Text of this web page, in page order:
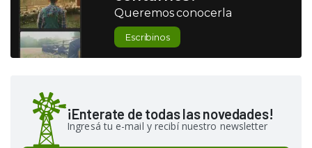
Queremos conocerla
Escribinos
¡Enterate de todas las novedades!
Ingresá tu e-mail y recibí nuestro newsletter